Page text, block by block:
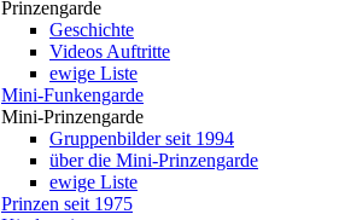
Prinzengarde
Geschichte
Videos Auftritte
ewige Liste
Mini-Funkengarde
Mini-Prinzengarde
Gruppenbilder seit 1994
über die Mini-Prinzengarde
ewige Liste
Prinzen seit 1975